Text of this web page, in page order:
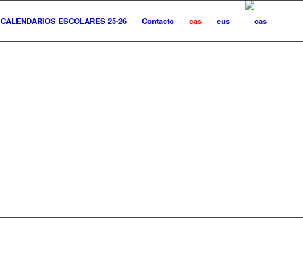
CALENDARIOS ESCOLARES 25-26 Contacto cas eus